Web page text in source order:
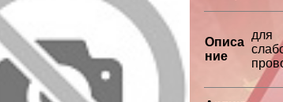
Описа
ние